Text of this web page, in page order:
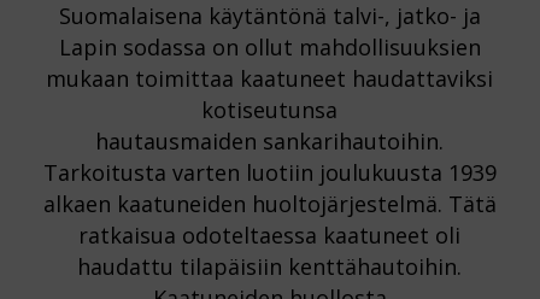
Suomalaisena käytäntönä talvi-, jatko- ja
Lapin sodassa on ollut mahdollisuuksien
mukaan toimittaa kaatuneet haudattaviksi
kotiseutunsa
hautausmaiden sankarihautoihin.
Tarkoitusta varten luotiin joulukuusta 1939
alkaen kaatuneiden huoltojärjestelmä. Tätä
ratkaisua odoteltaessa kaatuneet oli
haudattu tilapäisiin kenttähautoihin.